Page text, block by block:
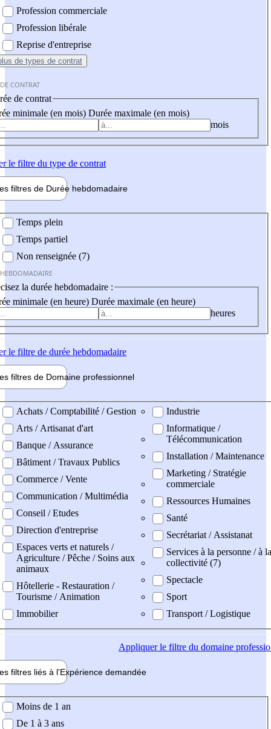
Profession commerciale
Profession libérale
Reprise d'entreprise
de types de contrat
CONTRAT
de contrat
minimale (en mois) Durée maximale (en mois)
mois
le filtre du type de contrat
filtres de Durée hebdomadaire
Temps plein
Temps partiel
Non renseignée (7)
la durée hebdomadaire :
minimale (en heure) Durée maximale (en heure)
heures
le filtre de durée hebdomadaire
filtres de Domaine professionnel
professionel
Achats / Comptabilité / Gestion
Arts / Artisanat d'art
Banque / Assurance
Bâtiment / Travaux Publics
Commerce / Vente
Communication / Multimédia
Conseil / Etudes
Direction d'entreprise
Espaces verts et naturels /
Agriculture / Pêche / Soins aux
animaux
Hôtellerie - Restauration /
Tourisme / Animation
Immobilier
Industrie
Informatique /
Télécommunication
Installation / Maintenance
Marketing / Stratégie
commerciale
Ressources Humaines
Santé
Secrétariat / Assistanat
Services à la personne / à la
collectivité (7)
Spectacle
Sport
Transport / Logistique
Appliquerle filtre du domaine
filtres liés à l'Expérience demandée
demandée
Moins de 1 an
De 1 à 3 ans